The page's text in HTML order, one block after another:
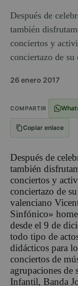
Después de
también
conciertos y
conciertazo de su
26 enero 2017
COMPARTIR
Copiar enlace
Después de
también
conciertos y
conciertazo de
valenciano
Sinfónico»
desde el 9 de
todo tipo de
didácticos para
conciertos de
agrupaciones de
Infantil, Banda